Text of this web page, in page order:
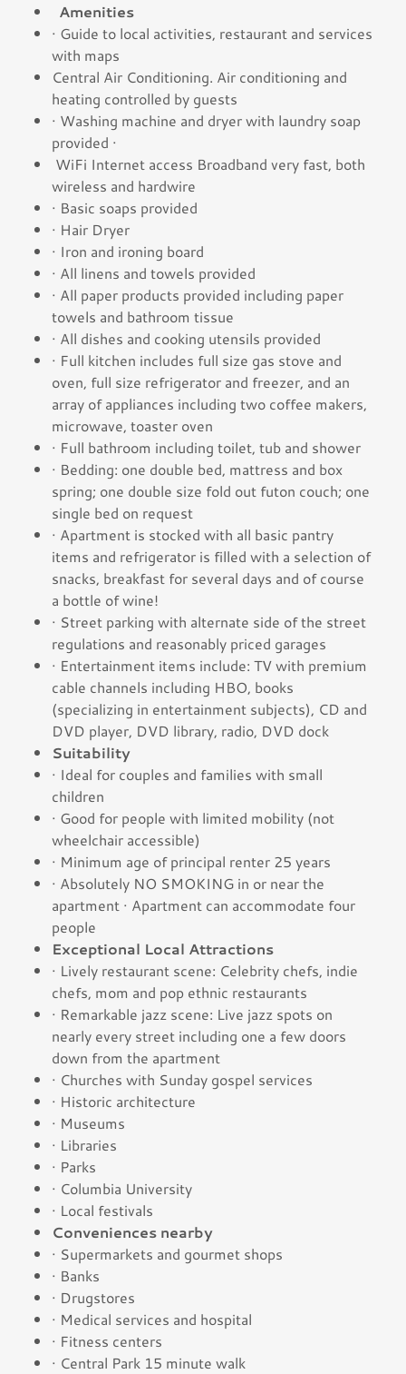
Amenities
· Guide to local activities, restaurant and services
with maps
Central Air Conditioning. Air conditioning and
heating controlled by guests
· Washing machine and dryer with laundry soap
provided ·
WiFi Internet access Broadband very fast, both
wireless and hardwire
· Basic soaps provided
· Hair Dryer
· Iron and ironing board
· All linens and towels provided
· All paper products provided including paper
towels and bathroom tissue
· All dishes and cooking utensils provided
· Full kitchen includes full size gas stove and
oven, full size refrigerator and freezer, and an
array of appliances including two coffee makers,
microwave, toaster oven
· Full bathroom including toilet, tub and shower
· Bedding: one double bed, mattress and box
spring; one double size fold out futon couch; one
single bed on request
· Apartment is stocked with all basic pantry
items and refrigerator is filled with a selection of
snacks, breakfast for several days and of course
a bottle of wine!
· Street parking with alternate side of the street
regulations and reasonably priced garages
· Entertainment items include: TV with premium
cable channels including HBO, books
(specializing in entertainment subjects), CD and
DVD player, DVD library, radio, DVD dock
Suitability
· Ideal for couples and families with small
children
· Good for people with limited mobility (not
wheelchair accessible)
· Minimum age of principal renter 25 years
· Absolutely NO SMOKING in or near the
apartment · Apartment can accommodate four
people
Exceptional Local Attractions
· Lively restaurant scene: Celebrity chefs, indie
chefs, mom and pop ethnic restaurants
· Remarkable jazz scene: Live jazz spots on
nearly every street including one a few doors
down from the apartment
· Churches with Sunday gospel services
· Historic architecture
· Museums
· Libraries
· Parks
· Columbia University
· Local festivals
Conveniences nearby
· Supermarkets and gourmet shops
· Banks
· Drugstores
· Medical services and hospital
· Fitness centers
· Central Park 15 minute walk